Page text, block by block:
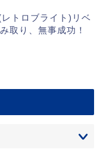
トロブライト)リベ
取り、無事成功！